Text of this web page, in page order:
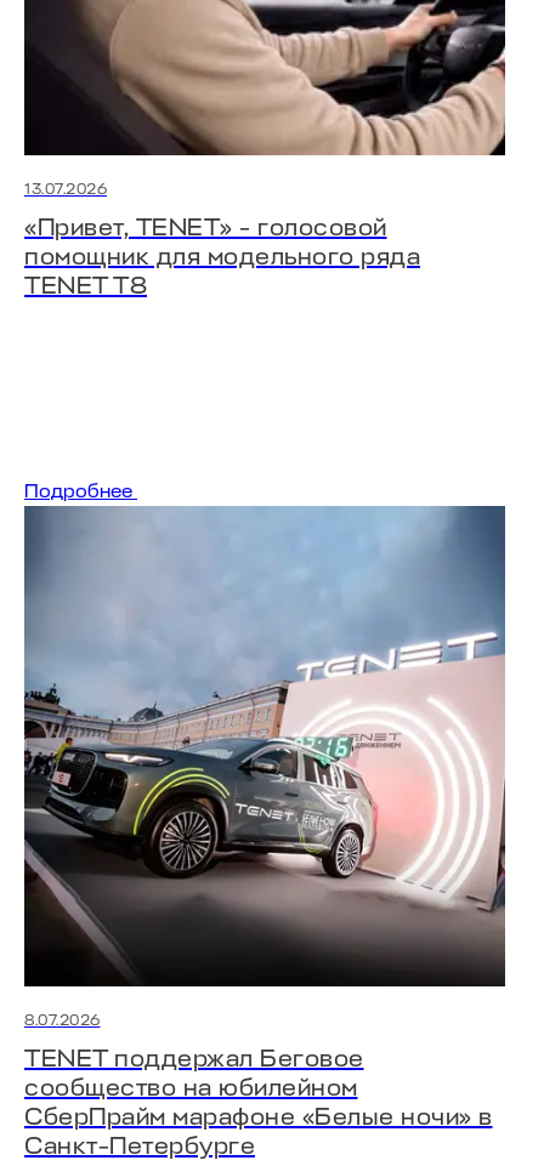
13.07.2026
«Привет, TENET» - голосовой
помощник для модельного ряда
TENET T8
Подробнее
8.07.2026
TENET поддержал Беговое
сообщество на юбилейном
СберПрайм марафоне «Белые ночи» в
Санкт-Петербурге